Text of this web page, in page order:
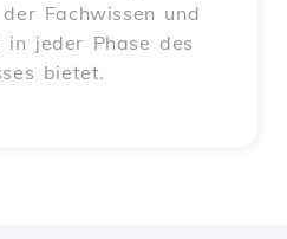
Fachwissen und
in jeder Phase des
bietet.